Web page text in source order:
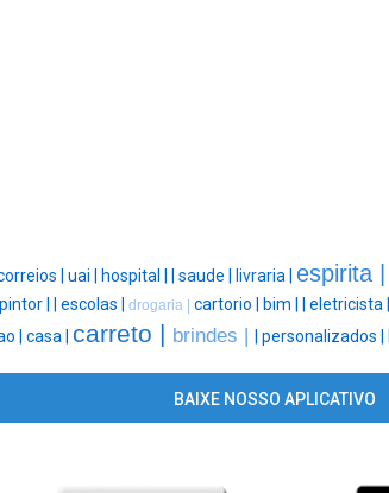
| uai | hospital | saude | livraria | espirita |
pintor | escolas | drogaria | cartorio | bim | eletricista |
| casa | carreto | brindes | personalizados |
BAIXE NOSSO APLICATIVO